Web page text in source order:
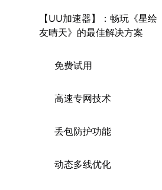
【UU加速器】：畅玩《星绘
友晴天》的最佳解决方案
免费试用
高速专网技术
丢包防护功能
动态多线优化